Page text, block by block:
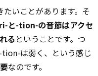
いことがあります。そ
と-tion-の音節はアクセ
る ということです。つ
は弱く、という感じ
なのです。